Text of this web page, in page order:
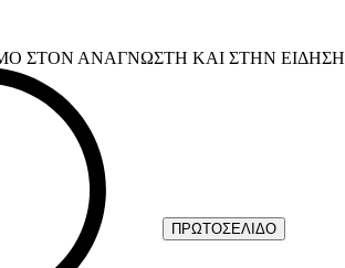
ΣΤΟΝ ΑΝΑΓΝΩΣΤΗ ΚΑΙ ΣΤΗΝ ΕΙΔΗΣΗ
ΠΡΩΤΟΣΕΛΙΔΟ